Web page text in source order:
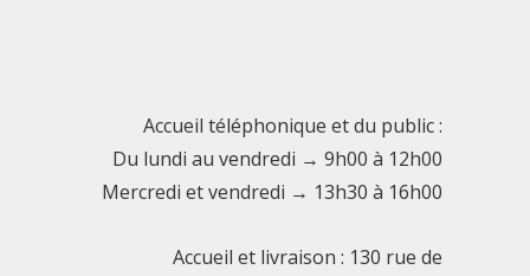
Accueil téléphonique et du public :
Du lundi au vendredi → 9h00 à 12h00
Mercredi et vendredi → 13h30 à 16h00
Accueil et livraison : 130 rue de